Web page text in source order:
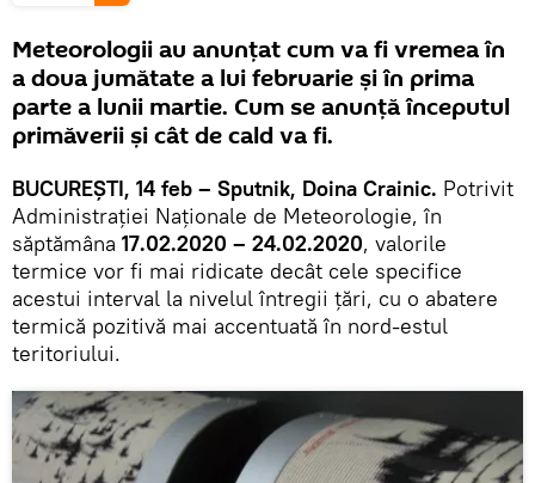
Meteorologii au anunţat cum va fi vremea în
a doua jumătate a lui februarie şi în prima
parte a lunii martie. Cum se anunţă începutul
primăverii şi cât de cald va fi.
BUCUREŞTI, 14 feb – Sputnik, Doina Crainic. Potrivit
Administraţiei Naţionale de Meteorologie, în
săptămâna 17.02.2020 – 24.02.2020, valorile
termice vor fi mai ridicate decât cele specifice
acestui interval la nivelul întregii țări, cu o abatere
termică pozitivă mai accentuată în nord-estul
teritoriului.